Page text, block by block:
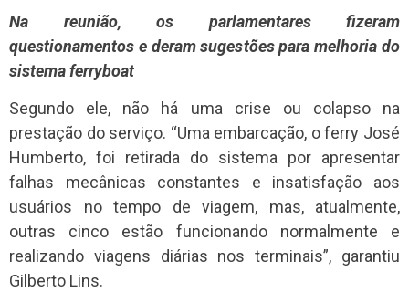
Na reunião, os parlamentares fizeram
questionamentos e deram sugestões para melhoria do
sistema ferryboat
Segundo ele, não há uma crise ou colapso na
prestação do serviço. “Uma embarcação, o ferry José
Humberto, foi retirada do sistema por apresentar
falhas mecânicas constantes e insatisfação aos
usuários no tempo de viagem, mas, atualmente,
outras cinco estão funcionando normalmente e
realizando viagens diárias nos terminais”, garantiu
Gilberto Lins.